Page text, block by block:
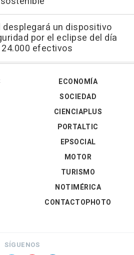
desplegará un dispositivo
por el eclipse del día
efectivos
ECONOMÍA
SOCIEDAD
CIENCIAPLUS
PORTALTIC
EPSOCIAL
MOTOR
TURISMO
NOTIMÉRICA
CONTACTOPHOTO
SÍGUENOS